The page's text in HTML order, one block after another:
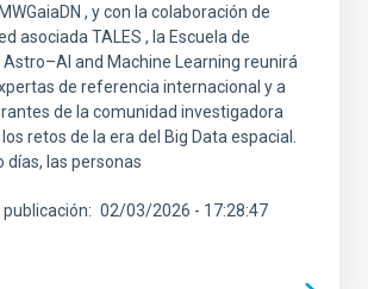
, y con la colaboración de
asociada TALES , la Escuela de
Astro–AI and Machine Learning reunirá
de referencia internacional y a
de la comunidad investigadora
retos de la era del Big Data espacial.
días, las personas
publicación 02/03/2026 - 17:28:47